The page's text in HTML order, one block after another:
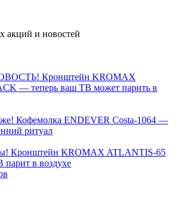
акций и новостей
Кронштейн KROMAX
— теперь ваш ТВ может парить в
Кофемолка ENDEVER Costa-1064 —
ритуал
Кронштейн KROMAX ATLANTIS-65
в воздухе